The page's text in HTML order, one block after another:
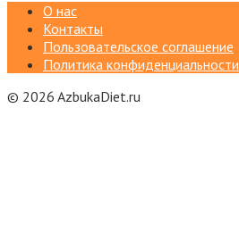
О нас
Контакты
Пользовательское соглашение
Политика конфиденциальности
© 2026 AzbukaDiet.ru